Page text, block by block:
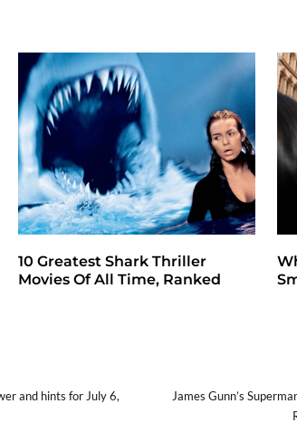
10 Greatest Shark Thriller
Movies Of All Time, Ranked
and hints for July 6,
James Gunn’s